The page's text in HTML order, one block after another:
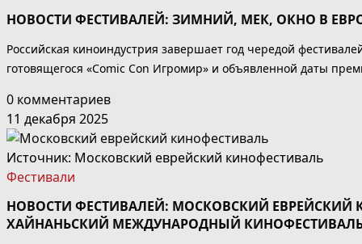
НОВОСТИ ФЕСТИВАЛЕЙ: ЗИМНИЙ, МЕК, ОКНО В
Российская киноиндустрия завершает год чередой
готовящегося «Comic Con Игромир» и объявленной даты
0 комментариев
11 декабря 2025
Источник: Московский еврейский кинофестиваль
Фестивали
НОВОСТИ ФЕСТИВАЛЕЙ: МОСКОВСКИЙ ЕВРЕЙСКИЙ
ХАЙНАНЬСКИЙ МЕЖДУНАРОДНЫЙ